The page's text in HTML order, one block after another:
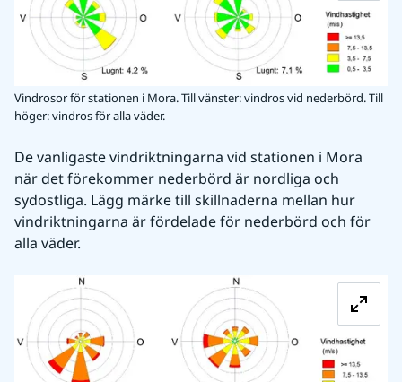
Vindrosor för stationen i Mora. Till vänster: vindros vid nederbörd. Till
höger: vindros för alla väder.
De vanligaste vindriktningarna vid stationen i Mora
när det förekommer nederbörd är nordliga och
sydostliga. Lägg märke till skillnaderna mellan hur
vindriktningarna är fördelade för nederbörd och för
alla väder.